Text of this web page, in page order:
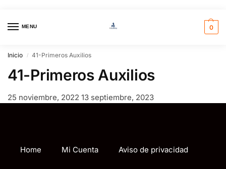
MENU 0
Inicio / 41-Primeros Auxilios
41-Primeros Auxilios
25 noviembre, 2022 13 septiembre, 2023
Home Mi Cuenta Aviso de privacidad